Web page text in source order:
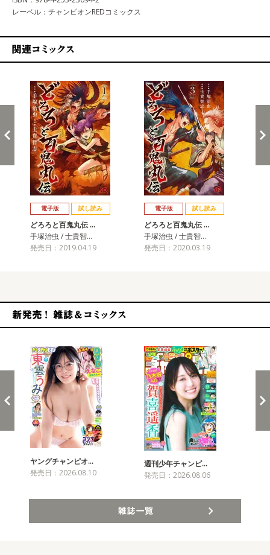
レーベル：チャンピオンREDコミックス
電子版 試し読み
どろろと百鬼丸伝 …
手塚治虫 / 士貴智…
発売日：2019.04.19
電子版 試し読み
どろろと百鬼丸伝 …
手塚治虫 / 士貴智…
発売日：2020.03.19
ヤングチャンピオ…
発売日：2026.08.10
週刊少年チャンピ…
発売日：2026.08.06